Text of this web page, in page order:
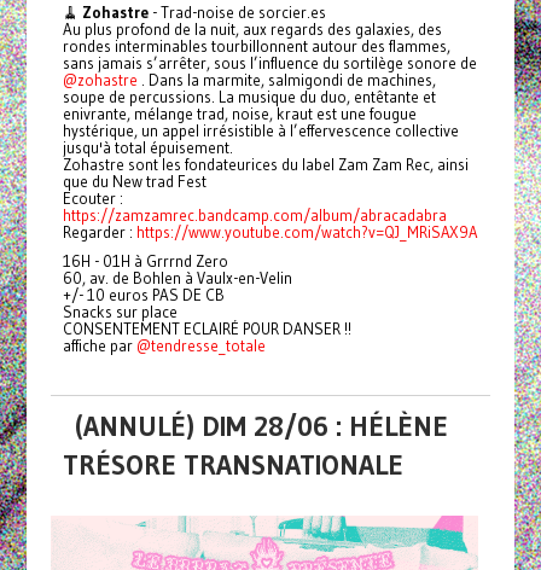
🧹 Zohastre- Trad-noise de sorcier.es
Au plus profond de la nuit, aux regards des galaxies, des
rondes interminables tourbillonnent autour des flammes,
sans jamais s’arrêter, sous l’influence du sortilège sonore de
@zohastre . Dans la marmite, salmigondi de machines,
soupe de percussions. La musique du duo, entêtante et
enivrante, mélange trad, noise, kraut est une fougue
hystérique, un appel irrésistible à l’effervescence collective
jusqu'à total épuisement.
Zohastre sont les fondateurices du label Zam Zam Rec, ainsi
que du New trad Fest
Ecouter :
https://zamzamrec.bandcamp.com/album/abracadabra
Regarder : https://www.youtube.com/watch?v=QJ_MRiSAX9A
16H - 01H à Grrrnd Zero
60, av. de Bohlen à Vaulx-en-Velin
+/- 10 euros PAS DE CB
Snacks sur place
CONSENTEMENT ECLAIRÉ POUR DANSER !!
affiche par @tendresse_totale
(ANNULÉ) DIM 28/06 : HÉLÈNE
TRÉSORE TRANSNATIONALE